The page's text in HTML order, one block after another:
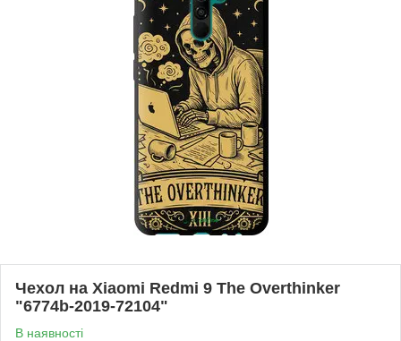
Чехол на Xiaomi Redmi 9 The Overthinker
"6774b-2019-72104"
В наявності